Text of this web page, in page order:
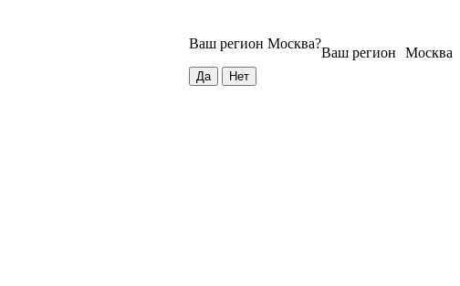
Москва
Ваш регион
Ваш регион Москва?